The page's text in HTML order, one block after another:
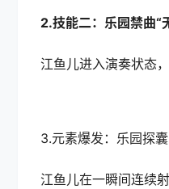
2.技能二：乐园禁曲“
江鱼儿进入演奏状态
3.元素爆发：乐园探囊
江鱼儿在一瞬间连续